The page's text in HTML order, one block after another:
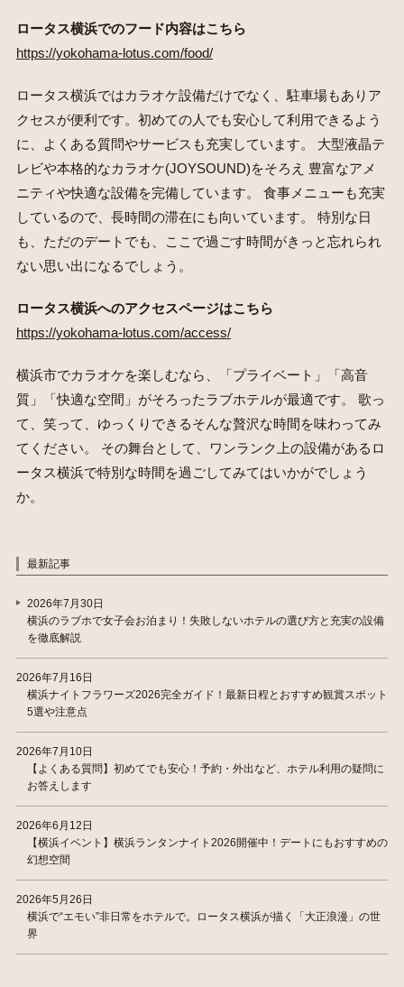
ロータス横浜でのフード内容はこちら
https://yokohama-lotus.com/food/
ロータス横浜ではカラオケ設備だけでなく、駐車場もありア
クセスが便利です。初めての人でも安心して利用できるよう
に、よくある質問やサービスも充実しています。 大型液晶テ
レビや本格的なカラオケ(JOYSOUND)をそろえ 豊富なアメ
ニティや快適な設備を完備しています。 食事メニューも充実
しているので、長時間の滞在にも向いています。 特別な日
も、ただのデートでも、ここで過ごす時間がきっと忘れられ
ない思い出になるでしょう。
ロータス横浜へのアクセスページはこちら
https://yokohama-lotus.com/access/
横浜市でカラオケを楽しむなら、「プライベート」「高音
質」「快適な空間」がそろったラブホテルが最適です。 歌っ
て、笑って、ゆっくりできるそんな贅沢な時間を味わってみ
てください。 その舞台として、ワンランク上の設備があるロ
ータス横浜で特別な時間を過ごしてみてはいかがでしょう
か。
最新記事
2026年7月30日
横浜のラブホで女子会お泊まり！失敗しないホテルの選び方と充実の設備
を徹底解説
2026年7月16日
横浜ナイトフラワーズ2026完全ガイド！最新日程とおすすめ観賞スポット
5選や注意点
2026年7月10日
【よくある質問】初めてでも安心！予約・外出など、ホテル利用の疑問に
お答えします
2026年6月12日
【横浜イベント】横浜ランタンナイト2026開催中！デートにもおすすめの
幻想空間
2026年5月26日
横浜で“エモい”非日常をホテルで。ロータス横浜が描く「大正浪漫」の世
界